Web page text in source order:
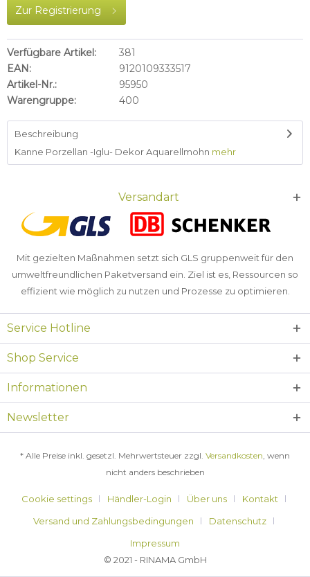
Zur Registrierung
Verfügbare Artikel:
381
EAN:
9120109333517
Artikel-Nr.:
95950
Warengruppe:
400
Beschreibung
Kanne Porzellan -Iglu- Dekor Aquarellmohn mehr
Versandart
Mit gezielten Maßnahmen setzt sich GLS gruppenweit für den
umweltfreundlichen Paketversand ein. Ziel ist es, Ressourcen so
effizient wie möglich zu nutzen und Prozesse zu optimieren.
Service Hotline
Shop Service
Informationen
Newsletter
* Alle Preise inkl. gesetzl. Mehrwertsteuer zzgl. Versandkosten, wenn
nicht anders beschrieben
Cookie settings Händler-Login Über uns
Kontakt
Versand und Zahlungsbedingungen
Datenschutz
Impressum
© 2021 - RINAMA GmbH